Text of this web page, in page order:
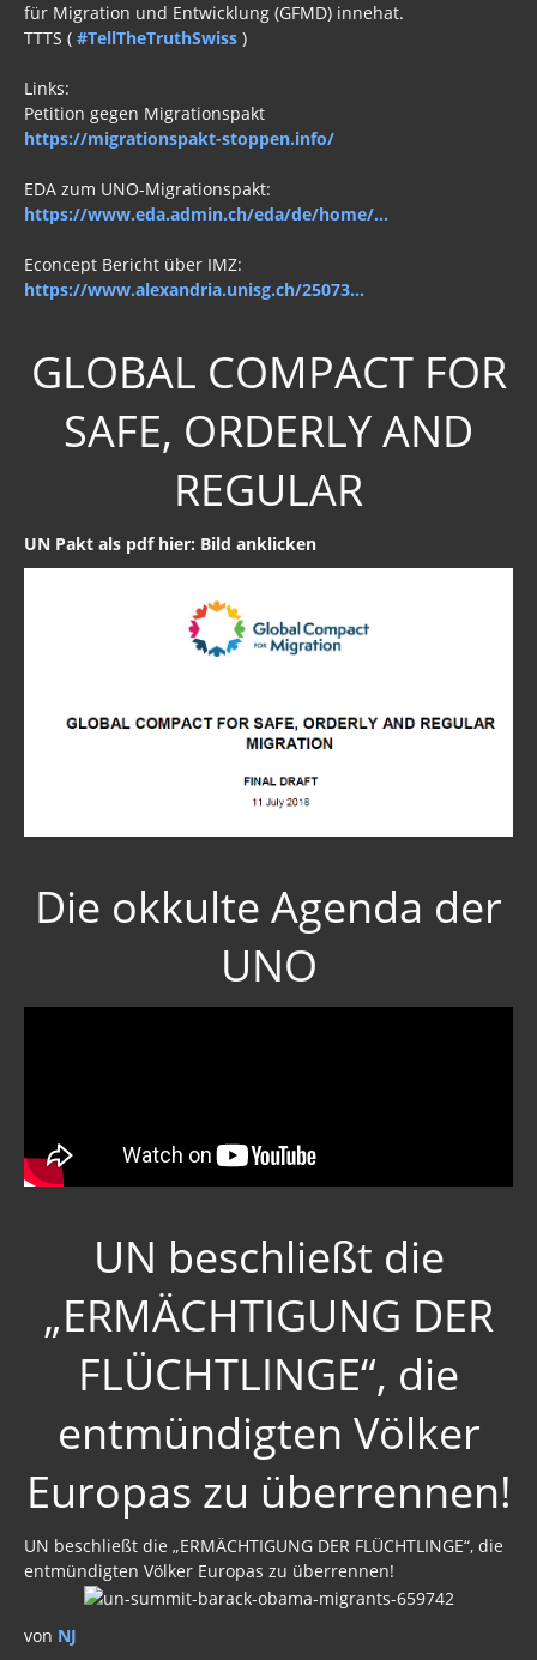
Kulturrevolution
China Lake
google
Hörbücher
Trump, Putin, Xi und die Fliehkräfte
Tod der Tartarie
Bücher pdf
BRD / Deutschland
Stöverstuuv 2017, 2016. 2015
Wichtige Vorträge
Dezember - Januar 2019
Informationen bis 2017
Archiv Gesundheit 2017
Archiv Politik 2017, 2016, 2015
Brd - Syrien
Schweden
Norwegen
England
Frankreich
Polen
Schweiz
Griechenland
für Migration und Entwicklung (GFMD) innehat.
TTTS ( #TellTheTruthSwiss )
Links:
Petition gegen Migrationspakt
https://migrationspakt-stoppen.info/
EDA zum UNO-Migrationspakt:
https://www.eda.admin.ch/eda/de/home/...
Econcept Bericht über IMZ:
https://www.alexandria.unisg.ch/25073...
GLOBAL COMPACT FOR
SAFE, ORDERLY AND
REGULAR
UN Pakt als pdf hier: Bild anklicken
Die okkulte Agenda der
UNO
UN beschließt die
„ERMÄCHTIGUNG DER
FLÜCHTLINGE“, die
entmündigten Völker
Europas zu überrennen!
UN beschließt die „ERMÄCHTIGUNG DER FLÜCHTLINGE“, die
entmündigten Völker Europas zu überrennen!
von NJ